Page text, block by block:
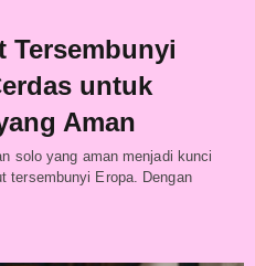
Tersembunyi
untuk
Aman
solo yang aman menjadi kunci
tersembunyi Eropa. Dengan